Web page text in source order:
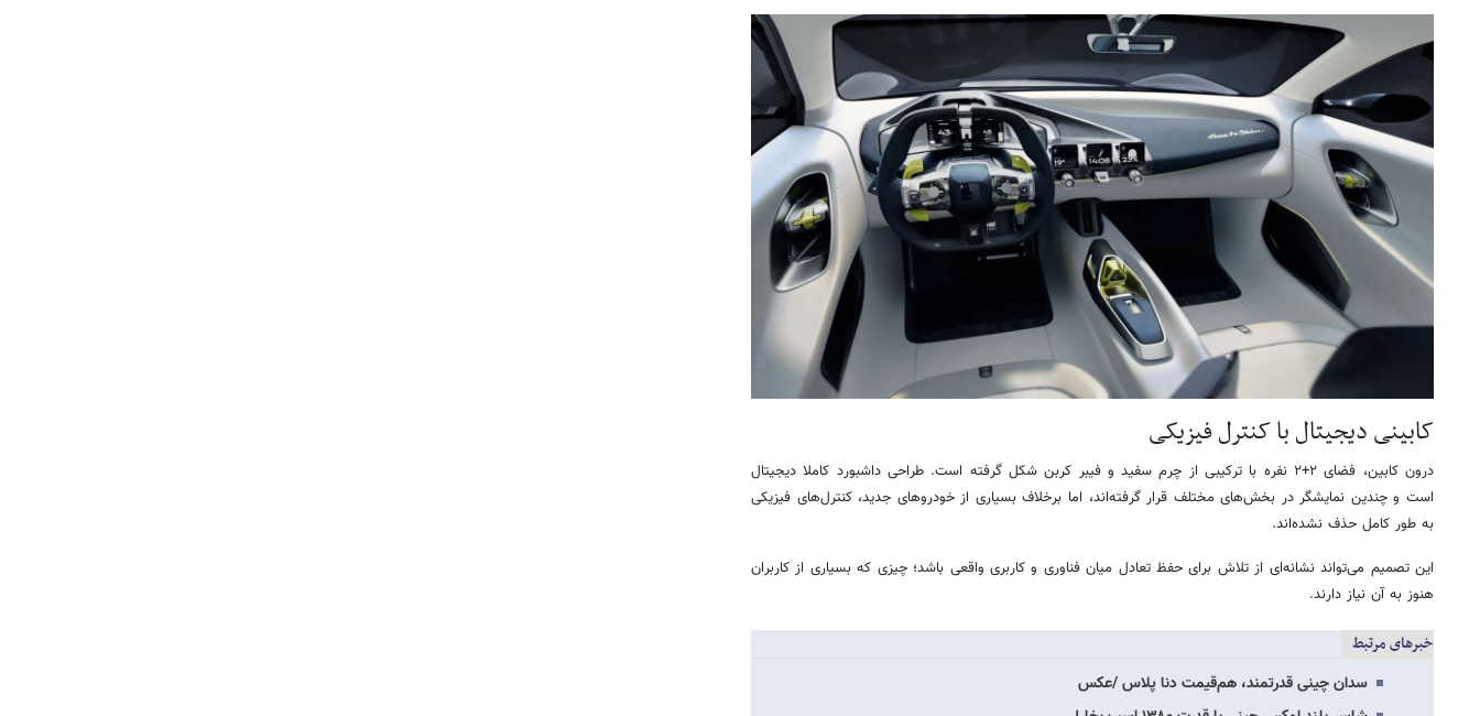
کابینی دیجیتال با کنترل فیزیکی
درون کابین، فضای ۲+۲ نفره با ترکیبی از چرم سفید و فیبر کربن شکل گرفته است. طراحی داشبورد کاملا دیجیتال
است و چندین نمایشگر در بخش‌های مختلف قرار گرفته‌اند، اما برخلاف بسیاری از خودروهای جدید، کنترل‌های فیزیکی
به طور کامل حذف نشده‌اند.
این تصمیم می‌تواند نشانه‌ای از تلاش برای حفظ تعادل میان فناوری و کاربری واقعی باشد؛ چیزی که بسیاری از کاربران
هنوز به آن نیاز دارند.
خبرهای مرتبط
سدان چینی قدرتمند، هم‌قیمت دنا پلاس /عکس